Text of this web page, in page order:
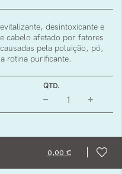
desintoxicante e
cabelo afetado por fatores
pela poluição, pó,
rotina purificante.
0,00 €
QTD.